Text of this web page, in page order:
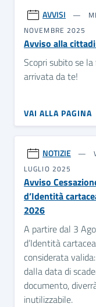
AVVISI
NOVEMBRE 2025
Avviso alla
Scopri subito se
arrivata da te!
VAI ALLA PAGINA
NOTIZIE
LUGLIO 2025
Avviso
d’Identità
2026
A partire dal 3
d’Identità
considerata
dalla data di
documento,
inutilizzabile.